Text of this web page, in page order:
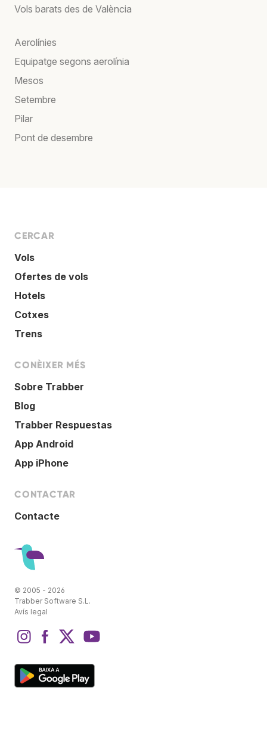
Vols barats des de València
Aerolínies
Equipatge segons aerolínia
Mesos
Setembre
Pilar
Pont de desembre
CERCAR
Vols
Ofertes de vols
Hotels
Cotxes
Trens
CONÈIXER MÉS
Sobre Trabber
Blog
Trabber Respuestas
App Android
App iPhone
CONTACTAR
Contacte
© 2005 - 2026
Trabber Software S.L.
Avís legal